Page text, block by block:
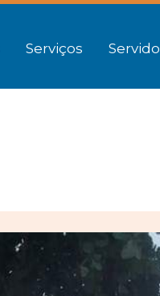
Serviços